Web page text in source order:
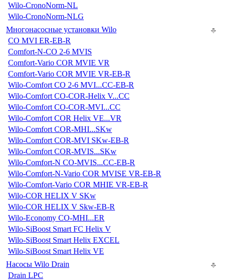
Wilo-CronoNorm-NL
Wilo-CronoNorm-NLG
Многонасосные установки Wilo
CO MVI ER-EB-R
Comfort-N-CO 2-6 MVIS
Comfort-Vario COR MVIE VR
Comfort-Vario COR MVIE VR-EB-R
Wilo-Comfort CO 2-6 MVI...CC-EB-R
Wilo-Comfort CO-COR-Helix V...CC
Wilo-Comfort CO-COR-MVI...CC
Wilo-Comfort COR Helix VE...VR
Wilo-Comfort COR-MHI...SKw
Wilo-Comfort COR-MVI SKw-EB-R
Wilo-Comfort COR-MVIS...SKw
Wilo-Comfort-N CO-MVIS...CC-EB-R
Wilo-Comfort-N-Vario COR MVISE VR-EB-R
Wilo-Comfort-Vario COR MHIE VR-EB-R
Wilo-COR HELIX V SKw
Wilo-COR HELIX V Skw-EB-R
Wilo-Economy CO-MHI...ER
Wilo-SiBoost Smart FC Helix V
Wilo-SiBoost Smart Helix EXCEL
Wilo-SiBoost Smart Helix VE
Насосы Wilo Drain
Drain LPC